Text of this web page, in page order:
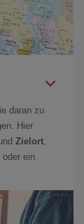
daran zu
Hier
Zielort,
oder ein